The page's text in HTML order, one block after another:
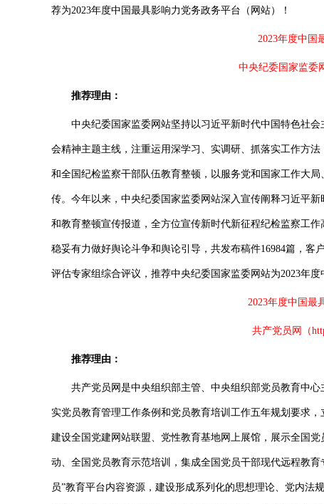
荐为2023年度中国最具影响力党务政务平台（网站）！
2023年度中国
中央纪委国家监委
推荐理由：
中央纪委国家监委网站坚持以习近平新时代中国特色社会
会精神主题主线，注重运用深学习、实调研、抓落实工作方
和全国纪检监察干部队伍教育整顿，以服务党和国家工作大
传。今年以来，中央纪委国家监委网站深入宣传阐释习近平
和教育整顿宣传报道，全方位宣传新时代新征程纪检监察工
稳妥有力做好舆论斗争和舆论引导，共发布稿件16984篇，客
评估专家组综合评议，推荐中央纪委国家监委网站为2023年度
2023年度中国最
共产党员网（
推荐理由：
共产党员网是中央组织部主管、中央组织部党员教育中心
实党员教育管理工作条例和党员教育培训工作五年规划要求
建设全国党建网站联盟、党性教育基地网上展馆，展示全国
动、全国党员教育示范培训，集成全国党员干部现代远程教
员”教育平台内容资源，建设形成系列化的思想理论、党内法